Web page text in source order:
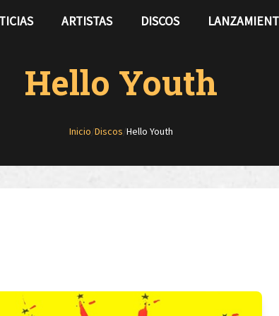
ARTISTAS DISCOS
Hello Youth
Inicio/Discos/Hello Youth